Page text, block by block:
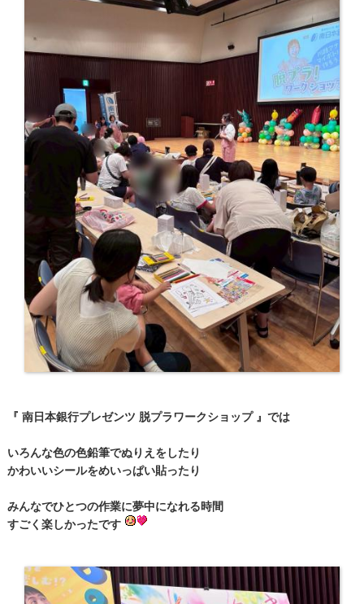
『 南日本銀行プレゼンツ 脱プラワークショップ 』では
いろんな色の色鉛筆でぬりえをしたり
かわいいシールをめいっぱい貼ったり
みんなでひとつの作業に夢中になれる時間
すごく楽しかったです